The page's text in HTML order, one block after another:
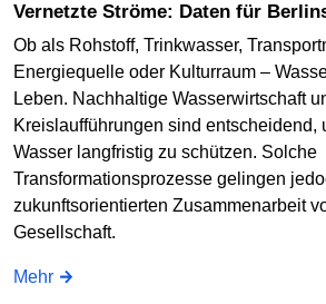
Vernetzte Ströme: Daten für
Ob als Rohstoff, Trinkwasser,
Energiequelle oder Kulturraum –
Leben. Nachhaltige Wasserwirtschaft
Kreislaufführungen sind entscheidend,
Wasser langfristig zu schützen. Solche
Transformationsprozesse gelingen
zukunftsorientierten Zusammenarbeit
Gesellschaft.
Mehr